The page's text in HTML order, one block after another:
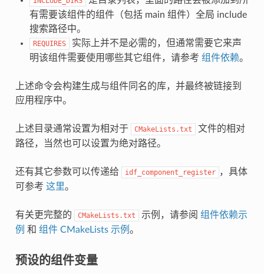
有需要该组件的组件（包括 main 组件）全局 include
搜索路径中。
REQUIRES
实际上并不是必需的，但通常需要它来声
明该组件需要使用哪些其它组件，请参考 组件依赖。
上述命令会构建生成与组件同名的库，并最终被链接到
应用程序中。
上述目录通常设置为相对于 CMakeLists.txt
文件的相对
路径，当然也可以设置为绝对路径。
还有其它参数可以传递给 idf_component_register ，具体
可参考 这里。
有关更完整的 CMakeLists.txt 示例，请参阅 组件依赖示
例 和 组件 CMakeLists 示例 。
预设的组件变量